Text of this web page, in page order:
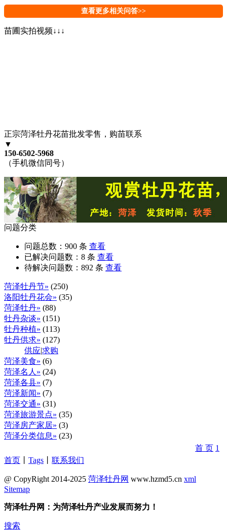
查看更多相关问答>>
苗圃实拍视频↓↓↓
正宗菏泽牡丹花苗批发零售，购苗联系
▼
150-6502-5968
（手机微信同号）
问题分类
问题总数： 900 条 查看
已解决问题数： 8 条 查看
待解决问题数： 892 条 查看
菏泽牡丹节» (250)
洛阳牡丹花会» (35)
菏泽牡丹» (88)
牡丹杂谈» (151)
牡丹种植» (113)
牡丹供求» (127)
供应|求购
菏泽美食» (6)
菏泽名人» (24)
菏泽各县» (7)
菏泽新闻» (7)
菏泽交通» (31)
菏泽旅游景点» (35)
菏泽房产家居» (3)
菏泽分类信息» (23)
首 页 1
首页
Tags 联系我们
@ CopyRight 2014-2025 菏泽牡丹网 www.hzmd5.cn xml
Sitemap
菏泽牡丹网：为菏泽牡丹产业发展而努力！
搜索